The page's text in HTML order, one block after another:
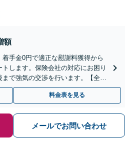
額
着手金0円で適正な慰謝料獲得から
します。保険会社の対応にお困り
で強気の交渉を行います。【全国
。
料金表を見る
メールでお問い合わせ